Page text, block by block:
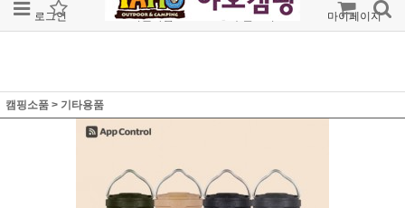
로그인 회원가입 주문조회 마이페이지
캠핑소품 > 기타용품